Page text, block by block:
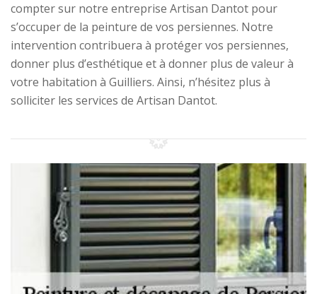
compter sur notre entreprise Artisan Dantot pour
s’occuper de la peinture de vos persiennes. Notre
intervention contribuera à protéger vos persiennes,
donner plus d’esthétique et à donner plus de valeur à
votre habitation à Guilliers. Ainsi, n’hésitez plus à
solliciter les services de Artisan Dantot.